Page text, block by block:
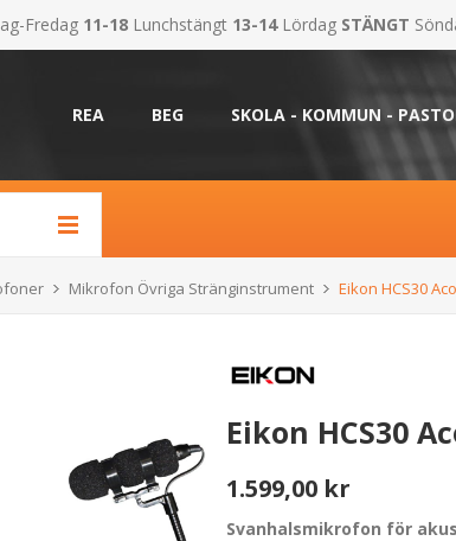
Fredag 11-18 Lunchstängt 13-14 Lördag STÄNGT
REA BEG SKOLA - KOMMUN -
Mikrofon Övriga Stränginstrument Eikon HCS30
Eikon HCS30
1.599,00 kr
Svanhalsmikrofon för